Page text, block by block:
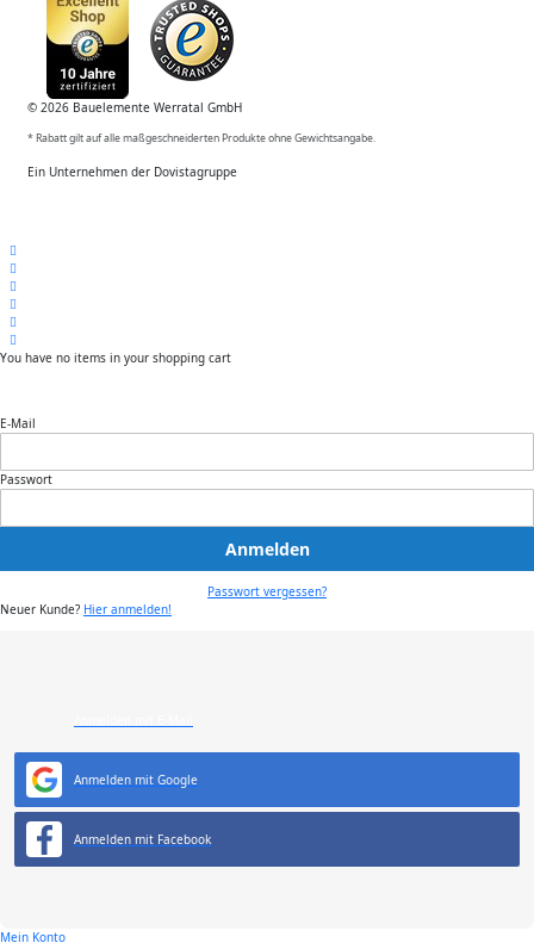
© 2026 Bauelemente Werratal GmbH
* Rabatt gilt auf alle maßgeschneiderten Produkte ohne Gewichtsangabe.
Ein Unternehmen der Dovistagruppe
You have no items in your shopping cart
E-Mail
Passwort
Anmelden
Passwort vergessen?
Neuer Kunde? Hier anmelden!
Anmelden mit Google
Anmelden mit Facebook
Mein Konto